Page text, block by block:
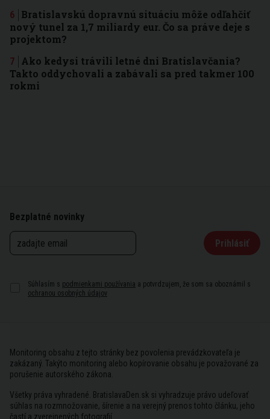
Bratislavskú dopravnú situáciu môže odľahčiť
nový tunel za 1,7 miliardy eur. Čo sa práve deje s
projektom?
Ako kedysi trávili letné dni Bratislavčania?
Takto oddychovali a zabávali sa pred takmer 100
rokmi
Bezplatné novinky
Prihlásiť
Súhlasím s podmienkami používania a potvrdzujem, že som sa oboznámil s
ochranou osobných údajov
Monitoring obsahu z tejto stránky bez povolenia prevádzkovateľa je
zakázaný. Takýto monitoring alebo kopírovanie obsahu je považované za
porušenie autorského zákona.
Všetky práva vyhradené. BratislavaDen.sk si vyhradzuje právo udeľovať
súhlas na rozmnožovanie, šírenie a na verejný prenos tohto článku, jeho
častí a zverejnených fotografií.